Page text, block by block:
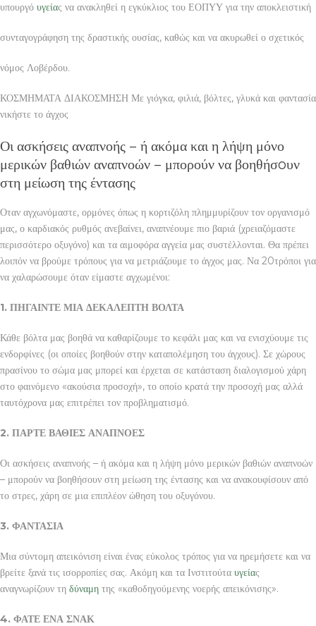
υπουργό υγείας να ανακληθεί η εγκύκλιος του ΕΟΠΥΥ για την αποκλειστική
συνταγογράφηση της δραστικής ουσίας, καθώς και να ακυρωθεί ο σχετικός
νόμος Λοβέρδου.
ΚΟΣΜΗΜΑΤΑ ΔΙΑΚΟΣΜΗΣΗ Με γιόγκα, φιλιά, βόλτες, γλυκά και φαντασία
νικήστε το άγχος
Οι ασκήσεις αναπνοής – ή ακόμα και η λήψη μόνο
μερικών βαθιών αναπνοών – μπορούν να βοηθήσoυν
στη μείωση της έντασης
Οταν αγχωνόμαστε, ορμόνες όπως η κορτιζόλη πλημμυρίζουν τον οργανισμό
μας, ο καρδιακός ρυθμός ανεβαίνει, αναπνέουμε πιο βαριά (χρειαζόμαστε
περισσότερο οξυγόνο) και τα αιμοφόρα αγγεία μας συστέλλονται. Θα πρέπει
λοιπόν να βρούμε τρόπους για να μετριάζουμε το άγχος μας. Να 20τρόποι για
να χαλαρώσουμε όταν είμαστε αγχωμένοι:
1. ΠΗΓΑΙΝΤΕ ΜΙΑ ΔΕΚΑΛΕΠΤΗ ΒΟΛΤΑ
Κάθε βόλτα μας βοηθά να καθαρίζουμε το κεφάλι μας και να ενισχύουμε τις
ενδορφίνες (οι οποίες βοηθούν στην καταπολέμηση του άγχους). Σε χώρους
πρασίνου το σώμα μας μπορεί και έρχεται σε κατάσταση διαλογισμού χάρη
στο φαινόμενο «ακούσια προσοχή», το οποίο κρατά την προσοχή μας αλλά
ταυτόχρονα μας επιτρέπει τον προβληματισμό.
2. ΠΑΡΤΕ ΒΑΘΙΕΣ ΑΝΑΠΝΟΕΣ
Οι ασκήσεις αναπνοής – ή ακόμα και η λήψη μόνο μερικών βαθιών αναπνοών
– μπορούν να βοηθήσουν στη μείωση της έντασης και να ανακουφίσουν από
το στρες, χάρη σε μια επιπλέον ώθηση του οξυγόνου.
3. ΦΑΝΤΑΣΙΑ
Μια σύντομη απεικόνιση είναι ένας εύκολος τρόπος για να ηρεμήσετε και να
βρείτε ξανά τις ισορροπίες σας. Ακόμη και τα Ινστιτούτα υγείας
αναγνωρίζουν τη δύναμη της «καθοδηγούμενης νοερής απεικόνισης».
4. ΦΑΤΕ ΕΝΑ ΣΝΑΚ